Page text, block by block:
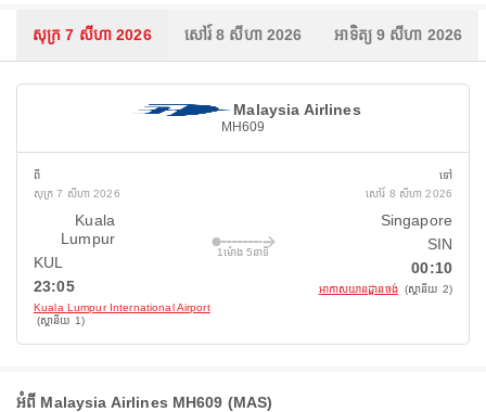
សុក្រ 7 សីហា 2026 សៅរ៍ 8 សីហា 2026 អាទិត្យ 9 សីហា 2026
Malaysia Airlines
MH609
ពី
សុក្រ 7 សីហា 2026
Kuala
Lumpur
KUL
23:05
Kuala Lumpur International Airport
(ស្ថានីយ 1)
1ម៉ោង 5នាទី
ទៅ
សៅរ៍ 8 សីហា 2026
Singapore
SIN
00:10
អាកាសយានដ្ឋានចង់ (ស្ថានីយ 2)
អំពី Malaysia Airlines MH609 (MAS)